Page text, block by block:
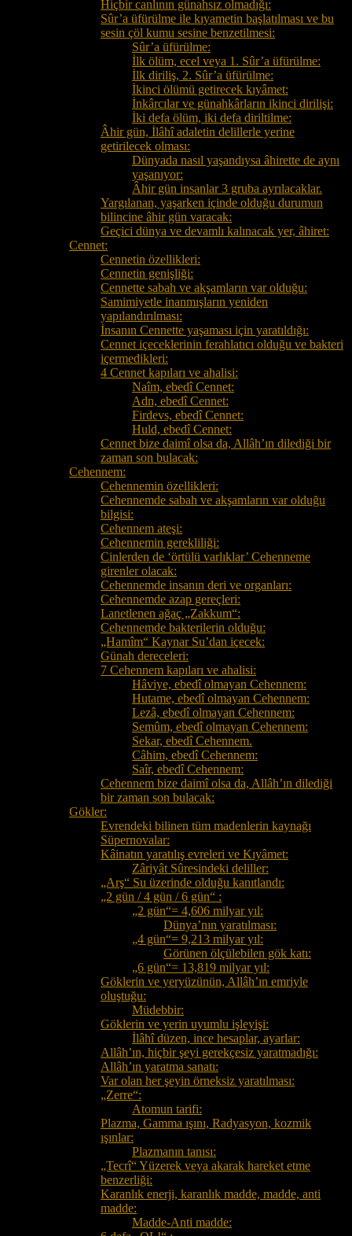
Hiçbir canlının günahsız olmadığı:
Sûr’a üfürülme ile kıyametin başlatılması ve bu
sesin çöl kumu sesine benzetilmesi:
Sûr’a üfürülme:
İlk ölüm, ecel veya 1. Sûr’a üfürülme:
İlk diriliş, 2. Sûr’a üfürülme:
İkinci ölümü getirecek kıyâmet:
İnkârcılar ve günahkârların ikinci dirilişi:
İki defa ölüm, iki defa diriltilme:
Âhir gün, İlâhî adaletin delillerle yerine
getirilecek olması:
Dünyada nasıl yaşandıysa âhirette de aynı
yaşanıyor:
Âhir gün insanlar 3 gruba ayrılacaklar.
Yargılanan, yaşarken içinde olduğu durumun
bilincine âhir gün varacak:
Geçici dünya ve devamlı kalınacak yer, âhiret:
Cennet:
Cennetin özellikleri:
Cennetin genişliği:
Cennette sabah ve akşamların var olduğu:
Samimiyetle inanmışların yeniden
yapılandırılması:
İnsanın Cennette yaşaması için yaratıldığı:
Cennet içeceklerinin ferahlatıcı olduğu ve bakteri
içermedikleri:
4 Cennet kapıları ve ahalisi:
Naîm, ebedî Cennet:
Adn, ebedî Cennet:
Firdevs, ebedî Cennet:
Huld, ebedî Cennet:
Cennet bize daimî olsa da, Allâh’ın dilediği bir
zaman son bulacak:
Cehennem:
Cehennemin özellikleri:
Cehennemde sabah ve akşamların var olduğu
bilgisi:
Cehennem ateşi:
Cehennemin gerekliliği:
Cinlerden de ‘örtülü varlıklar’ Cehenneme
girenler olacak:
Cehennemde insanın deri ve organları:
Cehennemde azap gereçleri:
Lanetlenen ağaç „Zakkum“:
Cehennemde bakterilerin olduğu:
„Hamîm“ Kaynar Su’dan içecek:
Günah dereceleri:
7 Cehennem kapıları ve ahalisi:
Hâviye, ebedî olmayan Cehennem:
Hutame, ebedî olmayan Cehennem:
Lezâ, ebedî olmayan Cehennem:
Semûm, ebedî olmayan Cehennem:
Sekar, ebedî Cehennem.
Câhim, ebedî Cehennem:
Saîr, ebedî Cehennem:
Cehennem bize daimî olsa da, Allâh’ın dilediği
bir zaman son bulacak:
Gökler:
Evrendeki bilinen tüm madenlerin kaynağı
Süpernovalar:
Kâinatın yaratılış evreleri ve Kıyâmet:
Zâriyât Sûresindeki deliller:
„Arş“ Su üzerinde olduğu kanıtlandı:
„2 gün / 4 gün / 6 gün“ :
„2 gün“= 4,606 milyar yıl:
Dünya’nın yaratılması:
„4 gün“= 9,213 milyar yıl:
Görünen ölçülebilen gök katı:
„6 gün“= 13,819 milyar yıl:
Göklerin ve yeryüzünün, Allâh’ın emriyle
oluştuğu:
Müdebbir:
Göklerin ve yerin uyumlu işleyişi:
İlâhî düzen, ince hesaplar, ayarlar:
Allâh’ın, hiçbir şeyi gerekçesiz yaratmadığı:
Allâh’ın yaratma sanatı:
Var olan her şeyin örneksiz yaratılması:
„Zerre“:
Atomun tarifi:
Plazma, Gamma ışını, Radyasyon, kozmik
ışınlar:
Plazmanın tanısı:
„Tecrî“ Yüzerek veya akarak hareket etme
benzerliği:
Karanlık enerji, karanlık madde, madde, anti
madde:
Madde-Anti madde: